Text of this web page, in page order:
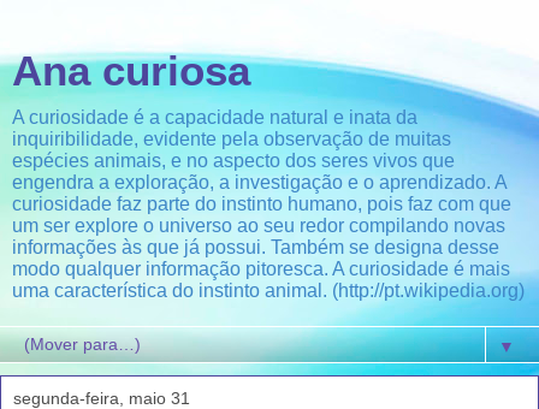
Ana curiosa
A curiosidade é a capacidade natural e inata da
inquiribilidade, evidente pela observação de muitas
espécies animais, e no aspecto dos seres vivos que
engendra a exploração, a investigação e o aprendizado. A
curiosidade faz parte do instinto humano, pois faz com que
um ser explore o universo ao seu redor compilando novas
informações às que já possui. Também se designa desse
modo qualquer informação pitoresca. A curiosidade é mais
uma característica do instinto animal. (http://pt.wikipedia.org)
▼
segunda-feira, maio 31